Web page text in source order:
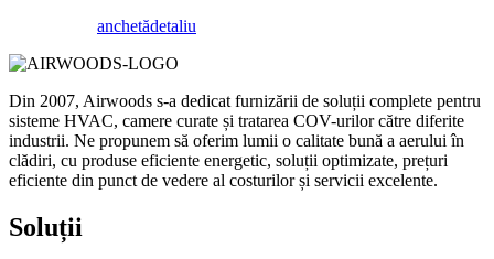
anchetădetaliu
Din 2007, Airwoods s-a dedicat furnizării de soluții complete pentru
sisteme HVAC, camere curate și tratarea COV-urilor către diferite
industrii. Ne propunem să oferim lumii o calitate bună a aerului în
clădiri, cu produse eficiente energetic, soluții optimizate, prețuri
eficiente din punct de vedere al costurilor și servicii excelente.
Soluții